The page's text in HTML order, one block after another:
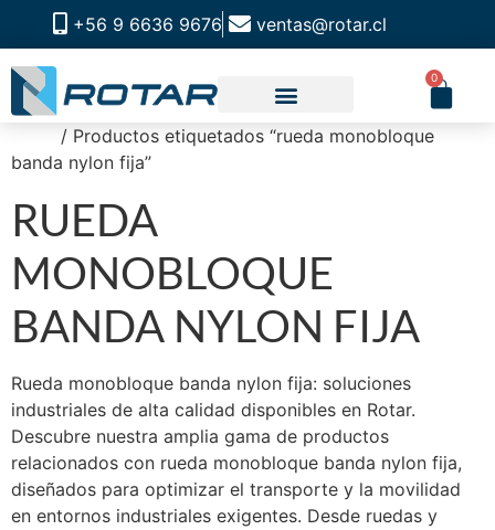
+56 9 6636 9676 ventas@rotar.cl
0
/ Productos etiquetados “rueda monobloque
banda nylon fija”
RUEDA
MONOBLOQUE
BANDA NYLON FIJA
Rueda monobloque banda nylon fija: soluciones
industriales de alta calidad disponibles en Rotar.
Descubre nuestra amplia gama de productos
relacionados con rueda monobloque banda nylon fija,
diseñados para optimizar el transporte y la movilidad
en entornos industriales exigentes. Desde ruedas y